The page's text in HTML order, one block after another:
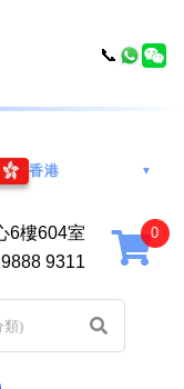
香港 ▼
6樓604室
9311
📞